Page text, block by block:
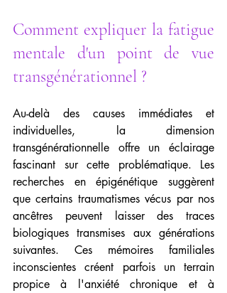
Comment expliquer la fatigue
mentale d'un point de vue
transgénérationnel ?
Au-delà des causes immédiates et
individuelles, la dimension
transgénérationnelle offre un éclairage
fascinant sur cette problématique. Les
recherches en épigénétique suggèrent
que certains traumatismes vécus par nos
ancêtres peuvent laisser des traces
biologiques transmises aux générations
suivantes. Ces mémoires familiales
inconscientes créent parfois un terrain
propice à l'anxiété chronique et à